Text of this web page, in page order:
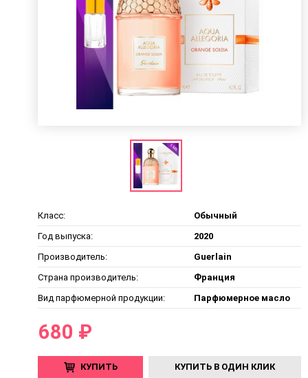
Класс:
Обычный
Год выпуска:
2020
Производитель:
Guerlain
Страна производитель:
Франция
Вид парфюмерной продукции:
Парфюмерное масло
680 ₽
КУПИТЬ КУПИТЬ В ОДИН КЛИК